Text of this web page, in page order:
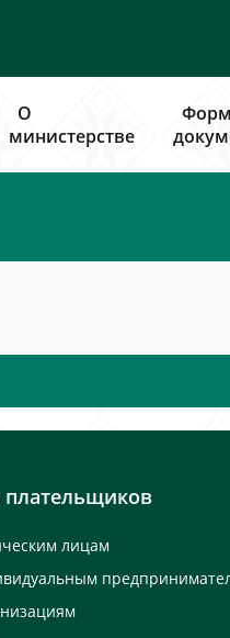
О
министерстве
плательщиков
лицам